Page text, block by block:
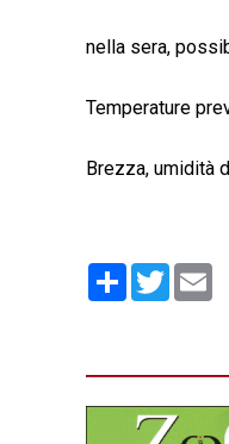
nella sera,
Temperature
Brezza, umidità
Condividi
Twitter